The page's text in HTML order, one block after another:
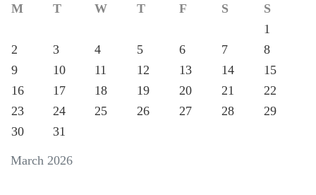
March 2026
M T W T F S
S
1
2
3 4 5 6 7
8
9
10 11 12 13 14
15
16
17 18 19 20 21
22
23
24 25 26 27 28
29
30
31